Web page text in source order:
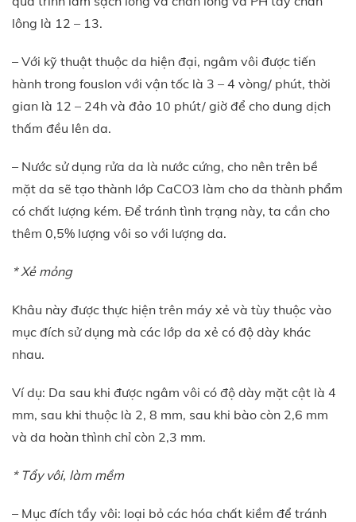
lông là 12 – 13.
– Với kỹ thuật thuộc da hiện đại, ngâm vôi được tiến
hành trong fouslon với vận tốc là 3 – 4 vòng/ phút, thời
gian là 12 – 24h và đảo 10 phút/ giờ để cho dung dịch
thấm đều lên da.
– Nước sử dụng rửa da là nước cứng, cho nên trên bề
mặt da sẽ tạo thành lớp CaCO3 làm cho da thành phẩm
có chất lượng kém. Để tránh tình trạng này, ta cần cho
thêm 0,5% lượng vôi so với lượng da.
* Xẻ mỏng
Khâu này được thực hiện trên máy xẻ và tùy thuộc vào
mục đích sử dụng mà các lớp da xẻ có độ dày khác
nhau.
Ví dụ: Da sau khi được ngâm vôi có độ dày mặt cật là 4
mm, sau khi thuộc là 2, 8 mm, sau khi bào còn 2,6 mm
và da hoàn thình chỉ còn 2,3 mm.
* Tẩy vôi, làm mềm
– Mục đích tẩy vôi: loại bỏ các hóa chất kiềm để tránh